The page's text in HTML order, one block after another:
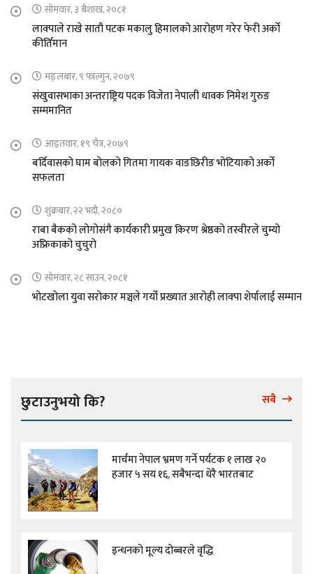
सोमवार, ३ बैशाख, २०८१
लाक्पाले राखे सातौ पटक मकालु हिमालको आरोहण गरेर फेरी अर्को
कीर्तिमान
मङ्लबार, ९ फाल्गुन, २०७९
संखुवासभाका अन्तराष्ट्रिय पदक विजेता नेपाली धावक निमेश गुरुङ
सम्ममानित
आइतवार, १९ चैत्र, २०७९
बर्दिवासको घाम बोलको गितमा गायक वाङछिरीङ भोटियाको अर्को
सफलता
शुक्रबार, २२ भदौ, २०८०
राबा बैकको लोगोसंगै कार्यकारी प्रमुख किरण श्रेष्ठको तस्वीरले चुम्यो
अफ्रिकाको चुचुरो
सोमवार, २८ साउन, २०८१
भोटखोला युवा सरोकार मञ्चले गर्यो प्रख्यात आरोही लाक्पा शेर्पालाई सम्मान
छुटाउनुभयो कि? सबै
मार्चमा नेपाल भ्रमण गर्ने पर्यटक १ लाख २०
हजार ५ सय १६, सबैभन्दा धेरै भारतबाट
इन्धनको मूल्य दोब्बरले वृद्धि